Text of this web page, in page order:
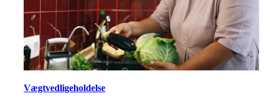
Vægtvedligeholdelse